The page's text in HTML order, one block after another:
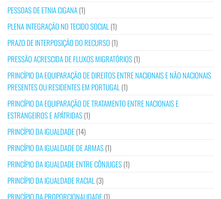
PESSOAS DE ETNIA CIGANA(1)
PLENA INTEGRAÇÃO NO TECIDO SOCIAL (1)
PRAZO DE INTERPOSIÇÃO DO RECURSO (1)
PRESSÃO ACRESCIDA DE FLUXOS MIGRATÓRIOS(1)
PRINCÍPIO DA EQUIPARAÇÃO DE DIREITOS ENTRE NACIONAIS E NÃO NACIONAIS
PRESENTES OU RESIDENTES EM PORTUGAL (1)
PRINCÍPIO DA EQUIPARAÇÃO DE TRATAMENTO ENTRE NACIONAIS E
ESTRANGEIROS E APÁTRIDAS(1)
PRINCÍPIO DA IGUALDADE(14)
PRINCÍPIO DA IGUALDADE DE ARMAS(1)
PRINCÍPIO DA IGUALDADE ENTRE CÔNJUGES(1)
PRINCÍPIO DA IGUALDADE RACIAL (3)
PRINCÍPIO DA PROPORCIONALIDADE(1)